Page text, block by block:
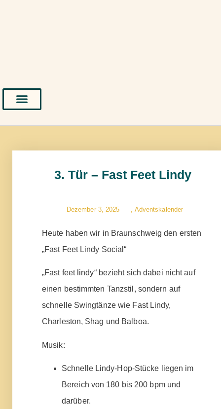
3. Tür – Fast Feet Lindy
Dezember 3, 2025 , Adventskalender
Heute haben wir in Braunschweig den ersten
„Fast Feet Lindy Social“
„Fast feet lindy“ bezieht sich dabei nicht auf
einen bestimmten Tanzstil, sondern auf
schnelle Swingtänze wie Fast Lindy,
Charleston, Shag und Balboa.
Musik:
Schnelle Lindy-Hop-Stücke liegen im
Bereich von 180 bis 200 bpm und
darüber.